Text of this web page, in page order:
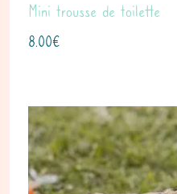
Mini trousse de toilette
8.00€